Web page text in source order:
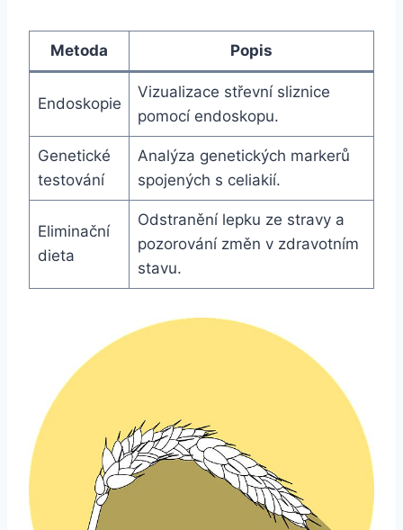
Metoda Popis
Endoskopie
Vizualizace střevní sliznice
pomocí endoskopu.
Genetické
testování
Analýza genetických markerů
spojených s celiakií.
Eliminační
dieta
Odstranění lepku ze stravy a
pozorování změn v zdravotním
stavu.